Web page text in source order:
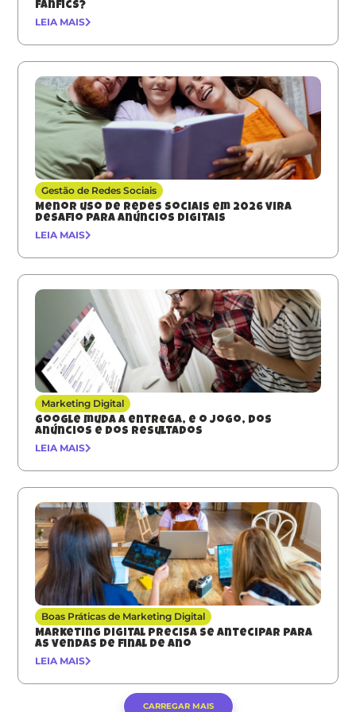
fanfics?
LEIA MAIS
Gestão de Redes Sociais
Menor uso de redes sociais em 2026 vira
desafio para anúncios digitais
LEIA MAIS
Marketing Digital
Google muda a entrega, e o jogo, dos
anúncios e dos resultados
LEIA MAIS
Boas Práticas de Marketing Digital
Marketing digital precisa se antecipar para
as vendas de final de ano
LEIA MAIS
CARREGAR MAIS